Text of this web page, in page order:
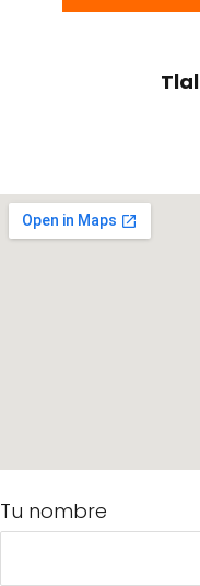
Tu nombre